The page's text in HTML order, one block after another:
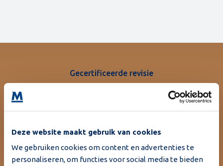
Deze website maakt gebruik van cookies
We gebruiken cookies om content en advertenties te
personaliseren, om functies voor social media te bieden
Gecertificeerde revisie
Kwaliteit waarop u kunt
vertrouwen
Bij Moba kijken we verder dan gebruikte machines. Ons
deskundige revisieteam brengt elke machine terug naar
de hoogste standaarden voor betrouwbare kwaliteit.